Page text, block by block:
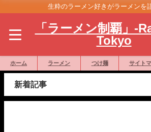
生粋のラーメン好きがラーメンを
「ラーメン制覇」-
Tokyo
ホーム ラーメン つけ麺 サイト
新着記事